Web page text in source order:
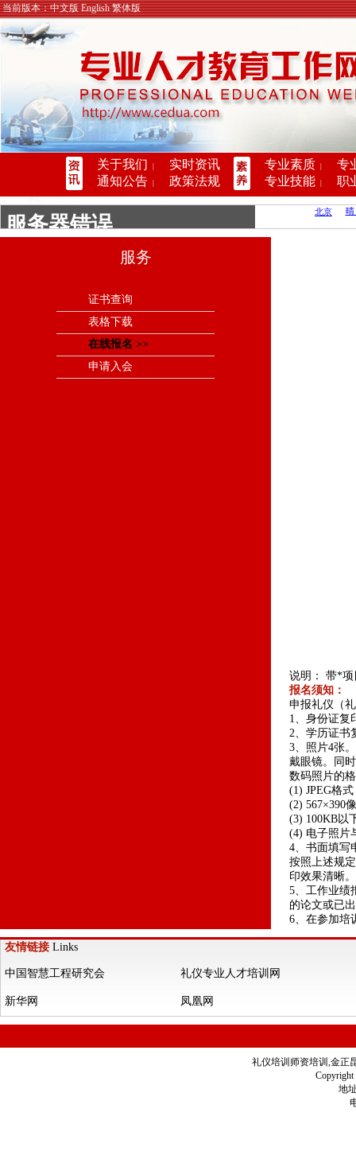
当前版本：中文版 English 繁体版
关于我们
实时资讯
通知公告| 政策法规
专业素质
专
专业技能| 职
服务
证书查询
表格下载
在线报名 >>
申请入会
说明： 带*项
报名须知：
申报礼仪（
1、身份证复
2、学历证书
3、照片4张
戴眼镜。同
数码照片的
(1) JPEG格
(2) 567×390
(3) 100KB以
(4) 电子照片
4、书面填写
按照上述规
印效果清晰。
5、工作业绩
的论文或已
6、在参加培
友情链接 Links
中国智慧工程研究会 礼仪专业人才培训网
新华网 凤凰网
礼仪培训师资培训,金正
地